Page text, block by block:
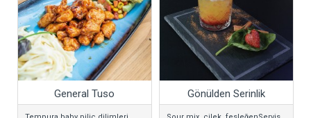
General Tuso Gönülden Serinlik